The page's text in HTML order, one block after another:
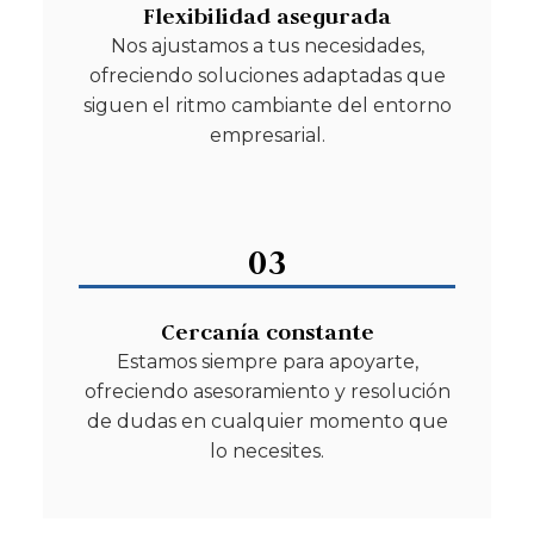
Flexibilidad asegurada
Nos ajustamos a tus necesidades,
ofreciendo soluciones adaptadas que
siguen el ritmo cambiante del entorno
empresarial.
03
Cercanía constante
Estamos siempre para apoyarte,
ofreciendo asesoramiento y resolución
de dudas en cualquier momento que
lo necesites.